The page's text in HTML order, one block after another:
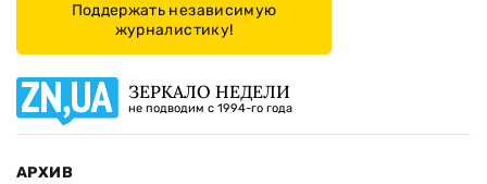
Поддержать независимую
журналистику!
ЗЕРКАЛО НЕДЕЛИ
не подводим с 1994-го года
АРХИВ